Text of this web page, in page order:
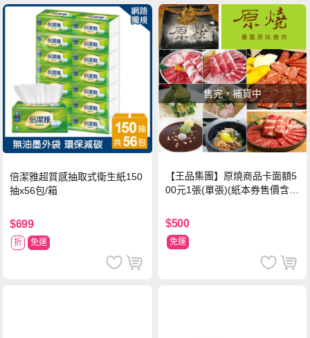
倍潔雅超質感抽取式衛生紙150
抽x56包/箱
$699
折 免運
售完，補貨中
【王品集團】原燒商品卡面額5
00元1張(單張)(紙本券售價含平
$500
免運